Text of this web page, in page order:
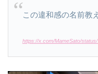
この違和感の名前教
https://x.com/MameSato/